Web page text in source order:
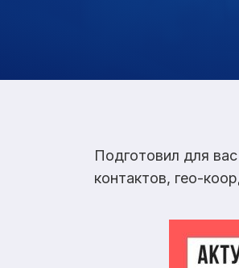
Подготовил для
контактов, гео-